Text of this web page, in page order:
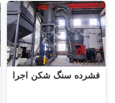
فشرده سنگ شکن اجرا